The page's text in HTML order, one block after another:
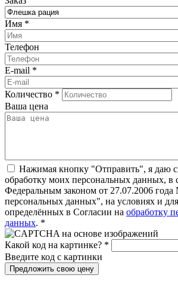
Имя *
Телефон
E-mail *
Количество *
Ваша цена
Нажимая кнопку "Отправить", я даю
обработку моих персональных данных, в
Федеральным законом от 27.07.2006
персональных данных", на условиях и
определённых в Согласии на обработку
данных. *
Какой код на картинке? *
Введите код с картинки